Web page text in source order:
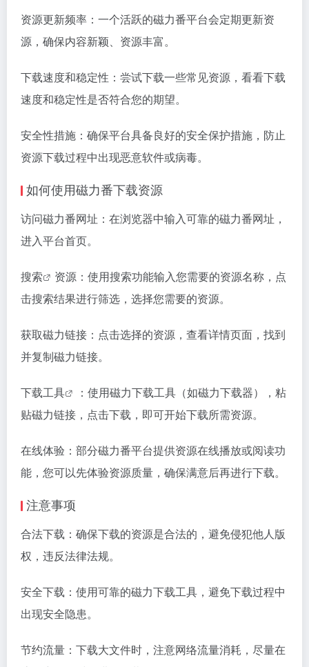
资源更新频率：一个活跃的磁力番平台会定期更新资
源，确保内容新颖、资源丰富。
下载速度和稳定性：尝试下载一些常见资源，看看下载
速度和稳定性是否符合您的期望。
安全性措施：确保平台具备良好的安全保护措施，防止
资源下载过程中出现恶意软件或病毒。
如何使用磁力番下载资源
访问磁力番网址：在浏览器中输入可靠的磁力番网址，
进入平台首页。
搜索
资源：使用搜索功能输入您需要的资源名称，点
击搜索结果进行筛选，选择您需要的资源。
获取磁力链接：点击选择的资源，查看详情页面，找到
并复制磁力链接。
下载工具
：使用磁力下载工具（如磁力下载器），粘
贴磁力链接，点击下载，即可开始下载所需资源。
在线体验：部分磁力番平台提供资源在线播放或阅读功
能，您可以先体验资源质量，确保满意后再进行下载。
注意事项
合法下载：确保下载的资源是合法的，避免侵犯他人版
权，违反法律法规。
安全下载：使用可靠的磁力下载工具，避免下载过程中
出现安全隐患。
节约流量：下载大文件时，注意网络流量消耗，尽量在